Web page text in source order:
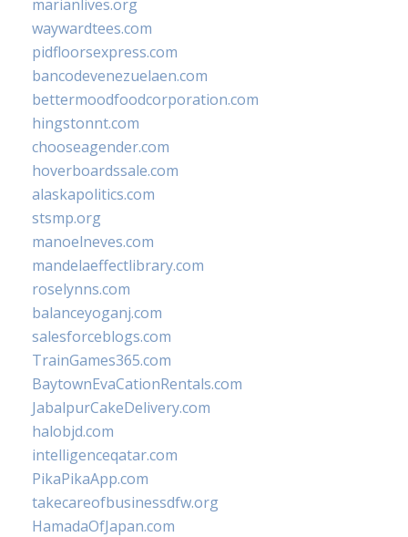
marianlives.org
waywardtees.com
pidfloorsexpress.com
bancodevenezuelaen.com
bettermoodfoodcorporation.com
hingstonnt.com
chooseagender.com
hoverboardssale.com
alaskapolitics.com
stsmp.org
manoelneves.com
mandelaeffectlibrary.com
roselynns.com
balanceyoganj.com
salesforceblogs.com
TrainGames365.com
BaytownEvaCationRentals.com
JabalpurCakeDelivery.com
halobjd.com
intelligenceqatar.com
PikaPikaApp.com
takecareofbusinessdfw.org
HamadaOfJapan.com